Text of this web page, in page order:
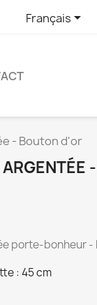
Français
- Bouton d'or
porte-bonheur -
: 45 cm